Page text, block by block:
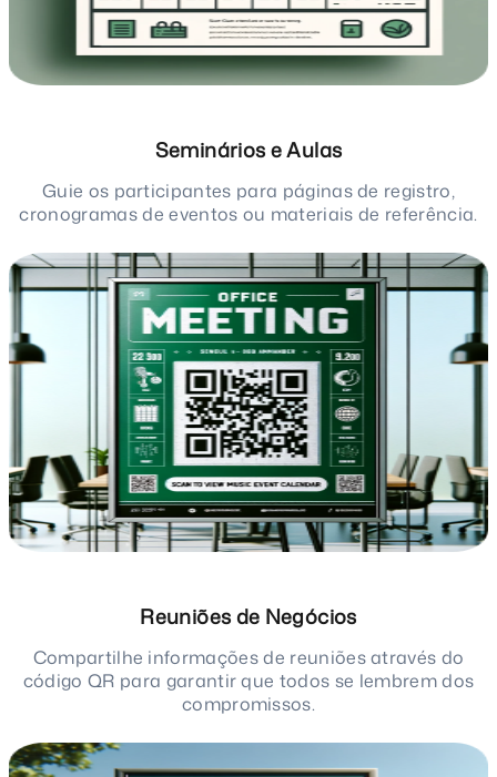
Seminários e Aulas
Guie os participantes para páginas de registro,
cronogramas de eventos ou materiais de referência.
Reuniões de Negócios
Compartilhe informações de reuniões através do
código QR para garantir que todos se lembrem dos
compromissos.